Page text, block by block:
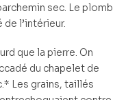
sec. Le plomb
l’intérieur.
que la pierre. On
du chapelet de
Les grains, taillés